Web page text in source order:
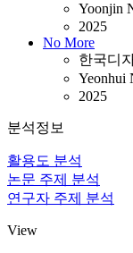
Yoonjin
2025
No More
한국디
Yeonhui
2025
분석정보
활용도 분석
논문 주제 분석
연구자 주제 분석
View